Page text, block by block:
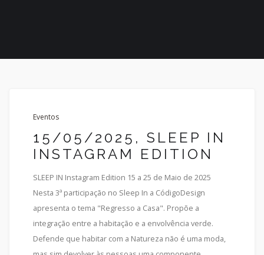
Eventos
15/05/2025, SLEEP IN
INSTAGRAM EDITION
SLEEP IN Instagram Edition 15 a 25 de Maio de 2025
Nesta 3ª participação no Sleep In a CódigoDesign
apresenta o tema "Regresso a Casa". Propõe a
integração entre a habitação e a envolvência verde.
Defende que habitar com a Natureza não é uma moda,